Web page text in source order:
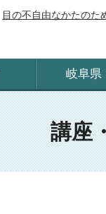
目の不自由なかたのた
岐阜県
講座